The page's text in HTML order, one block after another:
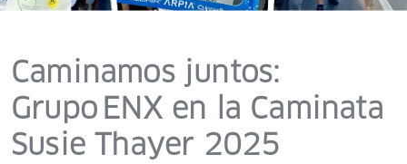
Caminamos juntos:
Grupo ENX en la Caminata
Susie Thayer 2025